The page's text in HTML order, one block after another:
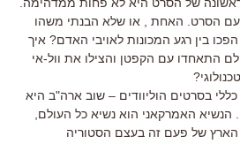
עם הסרט. האחת , או שלא הבנתי משהו
בין רגע המכונות לאויבי האדם? איך
התאחדו עם הקפטן והצילו את וול-אי
בסרטים הוליוודים – שוב ארה"ב היא
האמרקאני הוא נשיא כל העולם,
של פעם זה בעצם הסטוריה